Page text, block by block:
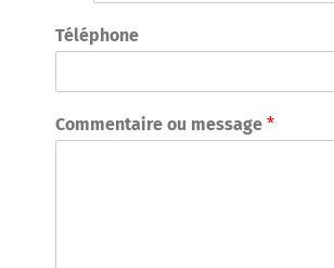
Téléphone
Commentaire ou message *